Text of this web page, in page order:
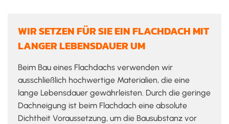
WIR SETZEN FÜR SIE EIN FLACHDACH MIT
LANGER LEBENSDAUER UM
Beim Bau eines Flachdachs verwenden wir
ausschließlich hochwertige Materialien, die eine
lange Lebensdauer gewährleisten. Durch die geringe
Dachneigung ist beim Flachdach eine absolute
Dichtheit Voraussetzung, um die Bausubstanz vor